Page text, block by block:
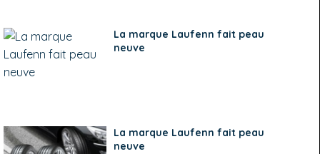
La marque Laufenn fait peau
neuve
La marque Laufenn fait peau
neuve